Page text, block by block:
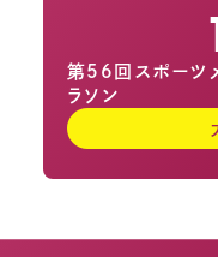
第56回スポーツ
ラソン